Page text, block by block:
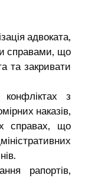
адвоката,
справами, що
та закривати
з
наказів,
справах, що
рапортів,